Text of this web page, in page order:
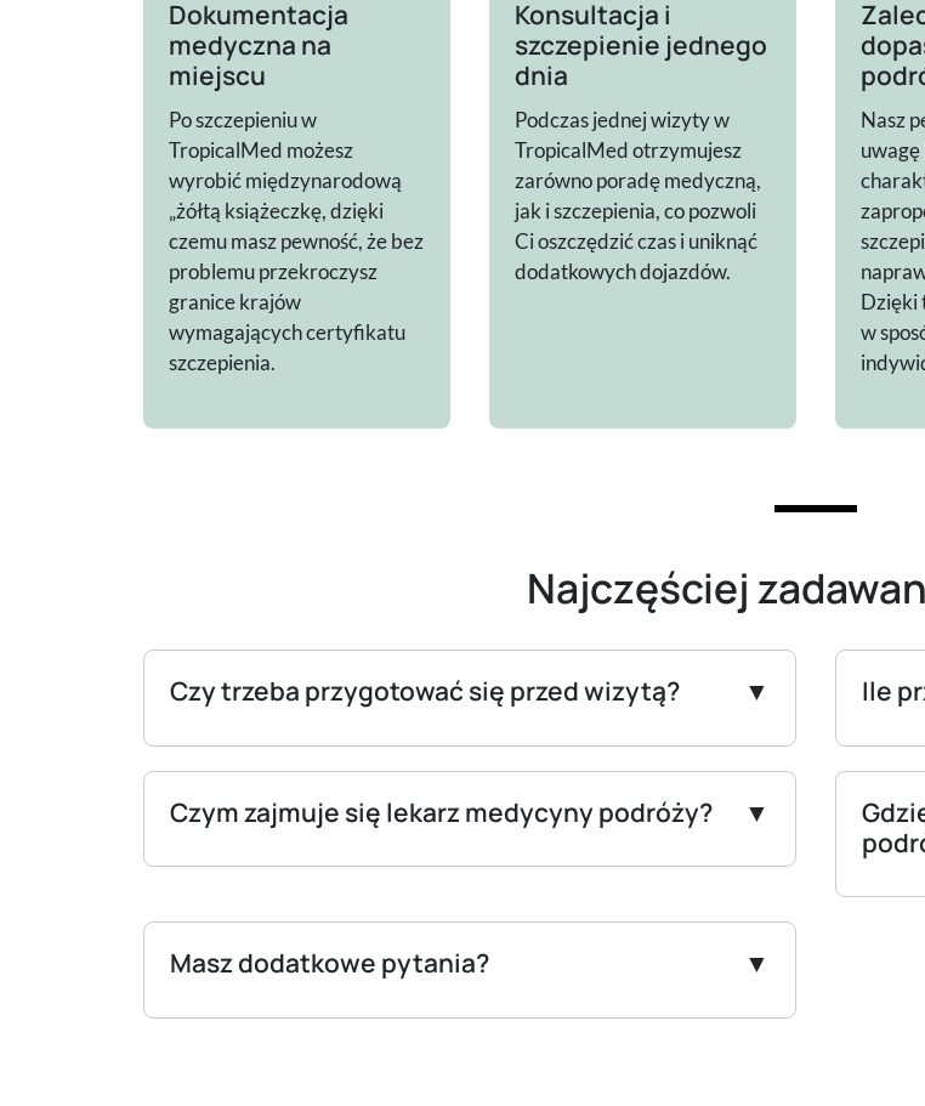
Dokumentacja
medyczna na
miejscu
Po szczepieniu w
TropicalMed możesz
wyrobić międzynarodową
„żółtą książeczkę, dzięki
czemu masz pewność, że bez
problemu przekroczysz
granice krajów
wymagających certyfikatu
szczepienia.
Konsultacja i
szczepienie jednego
dnia
Podczas jednej wizyty w
TropicalMed otrzymujesz
zarówno poradę medyczną,
jak i szczepienia, co pozwoli
Ci oszczędzić czas i uniknąć
dodatkowych dojazdów.
Nasz
uwagę
Dzięki
w
Najczęściej
Czy trzeba przygotować się przed wizytą? Ile
Czym zajmuje się lekarz medycyny podróży?
Masz dodatkowe pytania?